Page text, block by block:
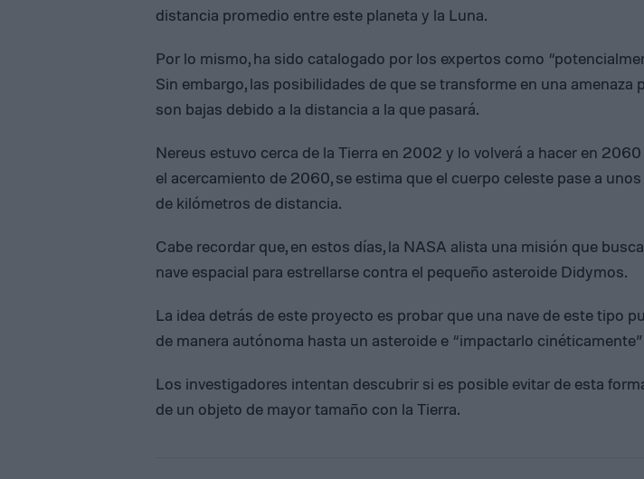
distancia promedio entre este planeta y la Luna.
Por lo mismo, ha sido catalogado por los expertos como
Sin embargo, las posibilidades de que se transforme en una amenaza
son bajas debido a la distancia a la que pasará.
Nereus estuvo cerca de la Tierra en 2002 y lo volverá a hacer en 2060
el acercamiento de 2060, se estima que el cuerpo celeste pase a
de kilómetros de distancia.
Cabe recordar que, en estos días, la NASA alista una misión que
nave espacial para estrellarse contra el pequeño asteroide Didymos.
La idea detrás de este proyecto es probar que una nave de este tipo
de manera autónoma hasta un asteroide e “impactarlo
Los investigadores intentan descubrir si es posible evitar de esta
de un objeto de mayor tamaño con la Tierra.